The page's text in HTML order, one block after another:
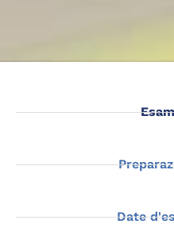
Date